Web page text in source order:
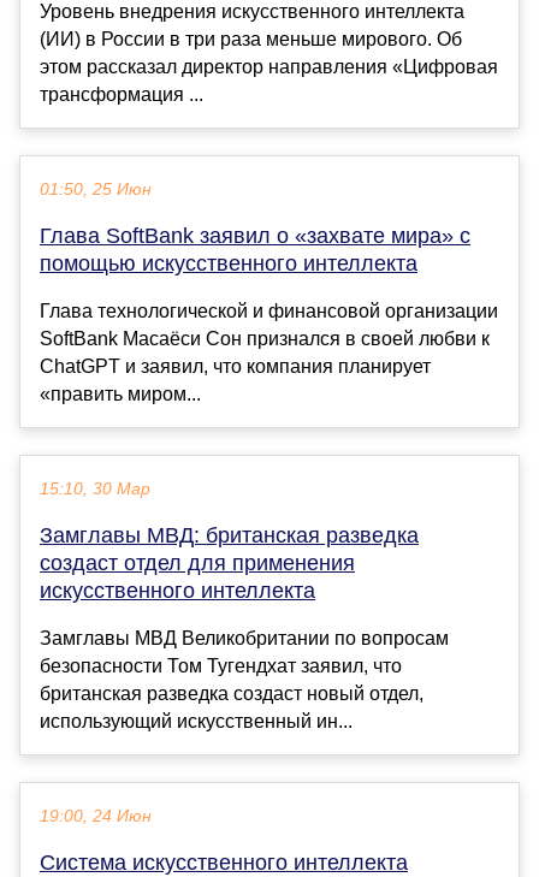
Уровень внедрения искусственного интеллекта
(ИИ) в России в три раза меньше мирового. Об
этом рассказал директор направления «Цифровая
трансформация ...
01:50, 25 Июн
Глава SoftBank заявил о «захвате мира» с
помощью искусственного интеллекта
Глава технологической и финансовой организации
SoftBank Масаёси Сон признался в своей любви к
ChatGPT и заявил, что компания планирует
«править миром...
15:10, 30 Мар
Замглавы МВД: британская разведка
создаст отдел для применения
искусственного интеллекта
Замглавы МВД Великобритании по вопросам
безопасности Том Тугендхат заявил, что
британская разведка создаст новый отдел,
использующий искусственный ин...
19:00, 24 Июн
Система искусственного интеллекта